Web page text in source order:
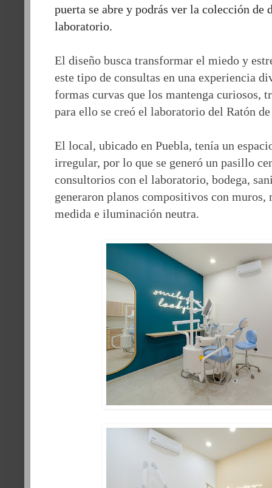
puerta se abre y podrás ver la colección de
laboratorio.
El diseño busca transformar el miedo y
este tipo de consultas en una experiencia
formas curvas que los mantenga curiosos,
para ello se creó el laboratorio del Ratón
El local, ubicado en Puebla, tenía un
irregular, por lo que se generó un pasillo
consultorios con el laboratorio, bodega,
generaron planos compositivos con
medida e iluminación neutra.